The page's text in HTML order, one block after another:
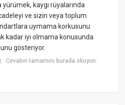
kaygı rüyalarında
ve sizin veya toplum
uymama korkusunu
kadar iyi olmama konusunda
gösteriyor.
Cevabın tamamını burada okuyun: